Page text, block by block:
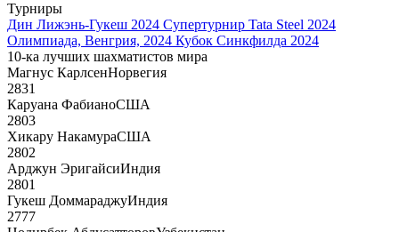
Турниры
Дин Лижэнь-Гукеш 2024 Супертурнир Tata Steel 2024
Олимпиада, Венгрия, 2024 Кубок Синкфилда 2024
10-ка лучших шахматистов мира
Магнус КарлсенНорвегия
2831
Каруана ФабианоСША
2803
Хикару НакамураСША
2802
Арджун ЭригайсиИндия
2801
Гукеш ДоммараджуИндия
2777